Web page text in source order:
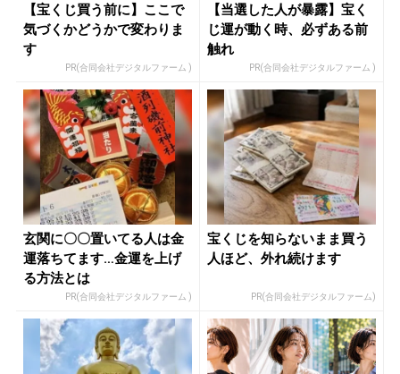
【宝くじ買う前に】ここで
気づくかどうかで変わりま
す
PR(合同会社デジタルファーム )
【当選した人が暴露】宝く
じ運が動く時、必ずある前
触れ
PR(合同会社デジタルファーム )
玄関に〇〇置いてる人は金
運落ちてます…金運を上げ
る方法とは
PR(合同会社デジタルファーム )
宝くじを知らないまま買う
人ほど、外れ続けます
PR(合同会社デジタルファーム)